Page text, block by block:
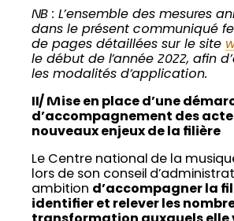
NB : L’ensemble des mesures
dans le présent communiqué
de pages détaillées sur le site
le début de l’année 2022, afin
les modalités d’application.
II/ Mise en place d’une
d’accompagnement des
nouveaux enjeux de la filière
Le Centre national de la
lors de son conseil
ambition d’accompagner la
identifier et relever les